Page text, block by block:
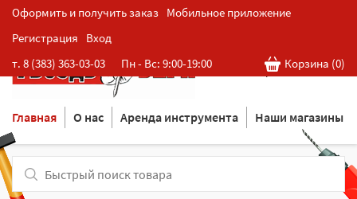
Оформить и получить заказ Мобильное приложение
Регистрация
Вход
т. 8 (383) 363-03-03
Пн - Вс: 9:00-19:00 Корзина (0)
Розничная cеть магазинов
в Новосибирске
Главная О нас Аренда инструмента Наши магазины